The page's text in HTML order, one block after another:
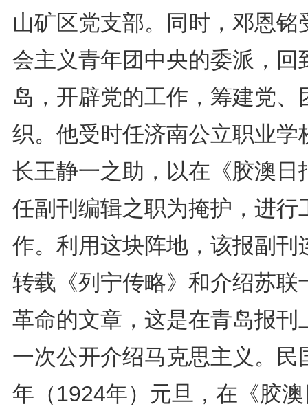
山矿区党支部。同时，邓恩铭
会主义青年团中央的委派，回
岛，开辟党的工作，筹建党、
织。他受时任济南公立职业学
长王静一之助，以在《胶澳日
任副刊编辑之职为掩护，进行
作。利用这块阵地，该报副刊
转载《列宁传略》和介绍苏联
革命的文章，这是在青岛报刊
一次公开介绍马克思主义。民
年（1924年）元旦，在《胶